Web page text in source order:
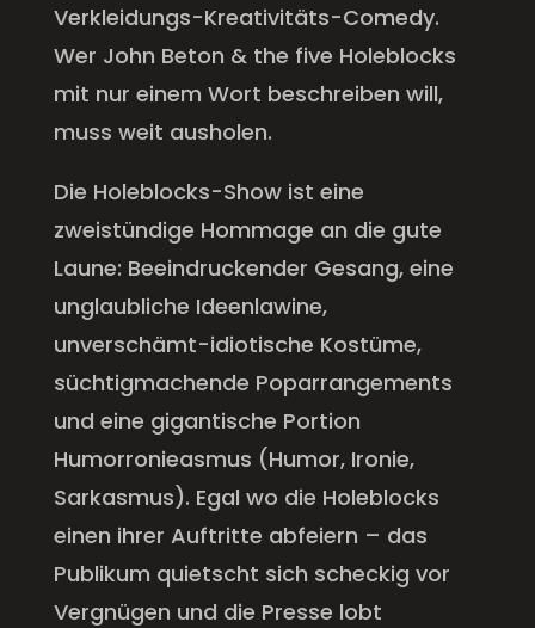
Verkleidungs-Kreativitäts-Comedy.
Wer John Beton & the five Holeblocks
mit nur einem Wort beschreiben will,
muss weit ausholen.
Die Holeblocks-Show ist eine
zweistündige Hommage an die gute
Laune: Beeindruckender Gesang, eine
unglaubliche Ideenlawine,
unverschämt-idiotische Kostüme,
süchtigmachende Poparrangements
und eine gigantische Portion
Humorronieasmus (Humor, Ironie,
Sarkasmus). Egal wo die Holeblocks
einen ihrer Auftritte abfeiern – das
Publikum quietscht sich scheckig vor
Vergnügen und die Presse lobt